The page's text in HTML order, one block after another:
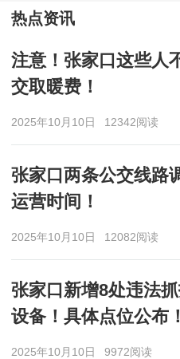
热点资讯
注意！张家口这些人
交取暖费！
2025年10月10日 12342阅读
张家口两条公交线路
运营时间！
2025年10月10日 12082阅读
张家口新增8处违法
设备！具体点位公布！
2025年10月10日 9972阅读